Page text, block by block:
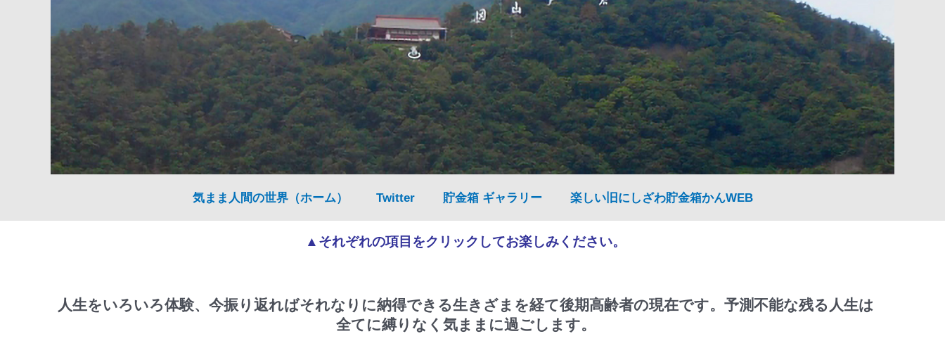
気まま人間の世界（ホーム） Twitter 貯金箱 ギャラリー 楽しい旧にしざわ貯金箱かんWEB
▲それぞれの項目をクリックしてお楽しみください。
人生をいろいろ体験、今振り返ればそれなりに納得できる生きざまを経て後期高齢者の現在です。予測不能な残る人生は
全てに縛りなく気ままに過ごします。